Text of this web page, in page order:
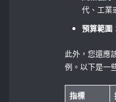
代、工業
預算範圍
此外，您還應
例。以下是一
指標